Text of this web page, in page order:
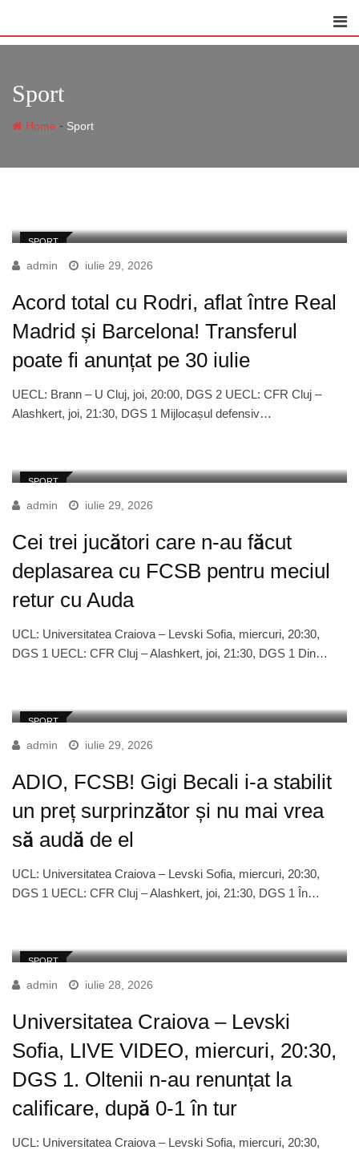
content
Sport
Home - Sport
SPORT
admin iulie 29, 2026
Acord total cu Rodri, aflat între Real
Madrid și Barcelona! Transferul
poate fi anunțat pe 30 iulie
UECL: Brann – U Cluj, joi, 20:00, DGS 2 UECL: CFR Cluj –
Alashkert, joi, 21:30, DGS 1 Mijlocașul defensiv…
SPORT
admin iulie 29, 2026
Cei trei jucători care n-au făcut
deplasarea cu FCSB pentru meciul
retur cu Auda
UCL: Universitatea Craiova – Levski Sofia, miercuri, 20:30,
DGS 1 UECL: CFR Cluj – Alashkert, joi, 21:30, DGS 1 Din…
SPORT
admin iulie 29, 2026
ADIO, FCSB! Gigi Becali i-a stabilit
un preț surprinzător și nu mai vrea
să audă de el
UCL: Universitatea Craiova – Levski Sofia, miercuri, 20:30,
DGS 1 UECL: CFR Cluj – Alashkert, joi, 21:30, DGS 1 În…
SPORT
admin iulie 28, 2026
Universitatea Craiova – Levski
Sofia, LIVE VIDEO, miercuri, 20:30,
DGS 1. Oltenii n-au renunțat la
calificare, după 0-1 în tur
UCL: Universitatea Craiova – Levski Sofia, miercuri, 20:30,